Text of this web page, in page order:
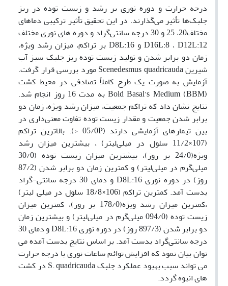
درجه حرارت و دوره نوری بر رشد و زیست توده در ریز
جلبک‌ها تأثیر می‌گذارند. در این تحقیق تأثیر ترکیبی دماهای
مختلف20، 25 و 30 درجه سانتی‌گراد و دوره های نوری مختلف
D16L:8 ، D12L:12 و D8L:16 بر تراکم، میزان رشد ویژه،
زمان دو برابر شدن و تولید زیست توده ریز جلبک سبز آب
شیرین Scenedesmus quadricauda مورد بررسی قرار گرفت.
آزمایش به صورت یک طرح کاملاً تصادفی در محیط کشت
(BBM) Bold Basal’s Medium به مدت 16 روز انجام شد.
نتایج نشان داد که تراکم جمعیت، میزان رشد ویژه، زمان دو
برابر شدن جمعیت و مقدار زیست توده تفاوت معنی‌داری در
بین تیمار‌های آزمایشی دارند (05/0P <). بالاترین تراکم
(107×11/2 سلول در میلی‌لیتر) ، بیشترین میزان رشد
ویژه(24/0 بر روز)، بیشترین میزان زیست توده (30/0
میلی‌گرم در میلی‌لیتر) و کمترین زمان دو برابر شدن (87/2
روز) در دوره نوری D8L:16 و دمای 30 درجه سانتی-گراد
بدست آمد. کمترین تراکم (106×18/8 سلول در میلی لیتر)
،کمترین میزان رشد ویژه(178/0 بر روز)، کمترین میزان
زیست توده (094/0 میلی‌گرم در میلی‌لیتر) و بیشترین زمان
دو برابر شدن (897/3 روز) در دوره نوری D8L:16 و دمای 30
درجه سانتی‌گراد بدست آمد. بر اساس نتایج بدست آمده می
توان بیان نمود که افزایش توائم ساعات نوری با درجه حرارت
می تواند سبب بهبود عملکرد جلبک S. quadricauda در کشت
های انبوه گردد.